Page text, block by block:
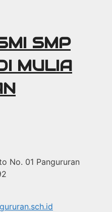
SMP
MULIA
No. 01 Pangururan